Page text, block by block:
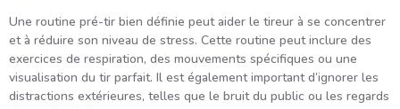
Une routine pré-tir bien définie peut aider le tireur à se concentrer
et à réduire son niveau de stress. Cette routine peut inclure des
exercices de respiration, des mouvements spécifiques ou une
visualisation du tir parfait. Il est également important d’ignorer les
distractions extérieures, telles que le bruit du public ou les regards